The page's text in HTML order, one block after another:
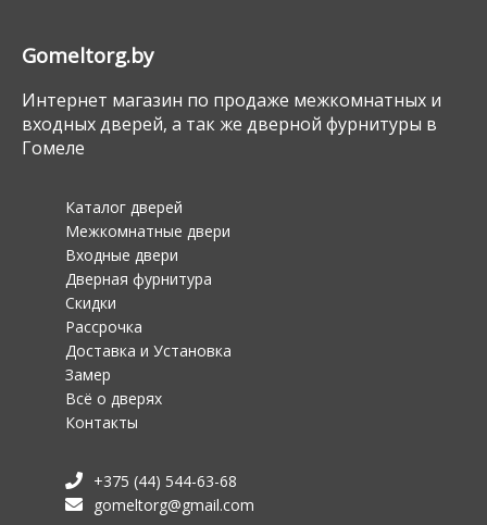
Gomeltorg.by
Интернет магазин по продаже межкомнатных и
входных дверей, а так же дверной фурнитуры в
Гомеле
Каталог дверей
Межкомнатные двери
Входные двери
Дверная фурнитура
Скидки
Рассрочка
Доставка и Установка
Замер
Всё о дверях
Контакты
+375 (44) 544-63-68
gomeltorg@gmail.com